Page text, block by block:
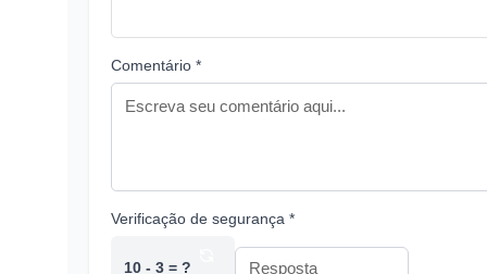
Comentário *
Verificação de segurança *
10 - 3 = ?